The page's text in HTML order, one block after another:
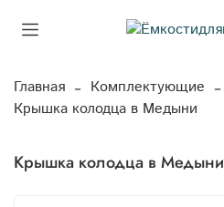
Главная Комплектующие
Крышка колодца в Медыни
Крышка колодца в Медыни